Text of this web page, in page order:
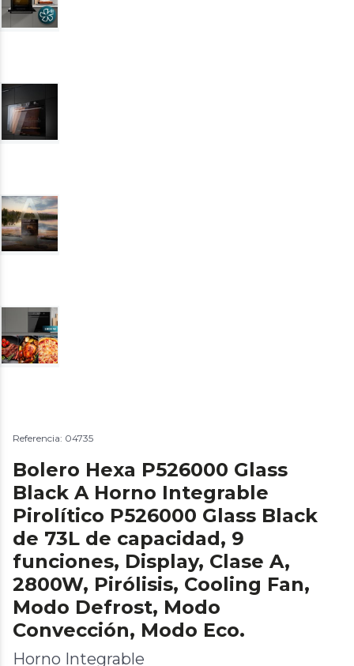
Referencia: 04735
Bolero Hexa P526000 Glass
Black A Horno Integrable
Pirolítico P526000 Glass Black
de 73L de capacidad, 9
funciones, Display, Clase A,
2800W, Pirólisis, Cooling Fan,
Modo Defrost, Modo
Convección, Modo Eco.
Horno Integrable